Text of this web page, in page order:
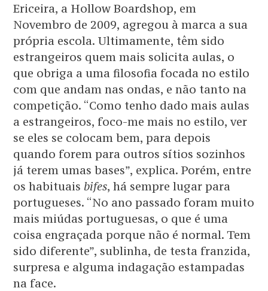
Ericeira, a Hollow Boardshop, em
Novembro de 2009, agregou à marca a sua
própria escola. Ultimamente, têm sido
estrangeiros quem mais solicita aulas, o
que obriga a uma filosofia focada no estilo
com que andam nas ondas, e não tanto na
competição. “Como tenho dado mais aulas
a estrangeiros, foco-me mais no estilo, ver
se eles se colocam bem, para depois
quando forem para outros sítios sozinhos
já terem umas bases”, explica. Porém, entre
os habituaisbifes, há sempre lugar para
portugueses. “No ano passado foram muito
mais miúdas portuguesas, o que é uma
coisa engraçada porque não é normal. Tem
sido diferente”, sublinha, de testa franzida,
surpresa e alguma indagação estampadas
na face.